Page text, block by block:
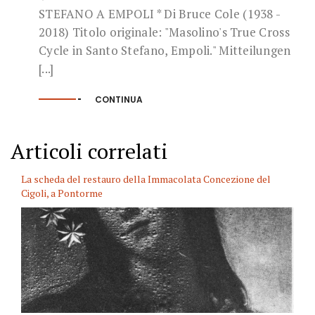
STEFANO A EMPOLI * Di Bruce Cole (1938 -
2018) Titolo originale: "Masolino's True Cross
Cycle in Santo Stefano, Empoli." Mitteilungen
[...]
CONTINUA
Articoli correlati
La scheda del restauro della Immacolata Concezione del
Cigoli, a Pontorme